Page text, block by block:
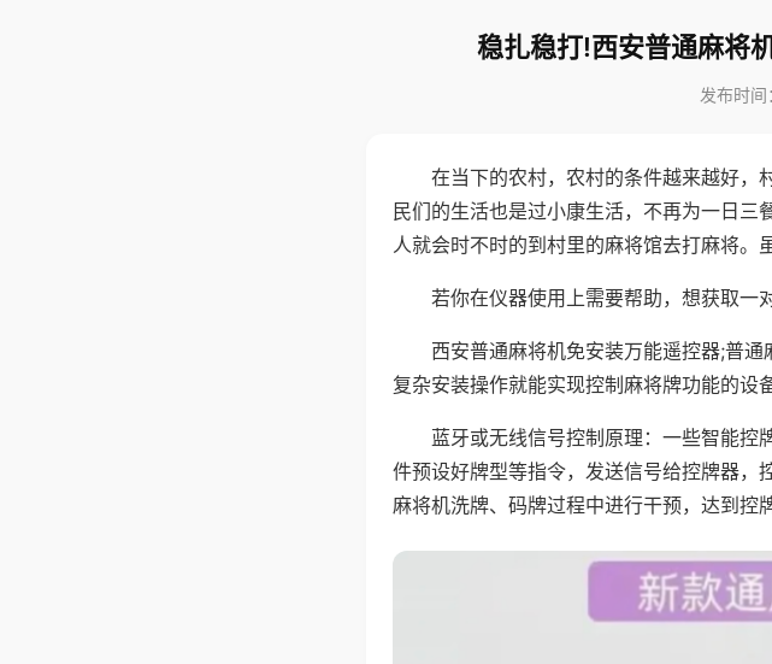
稳扎稳打!西安普通麻将
发布时
在当下的农村，农村的条件越来越好，
民们的生活也是过小康生活，不再为一日
人就会时不时的到村里的麻将馆去打麻将。
若你在仪器使用上需要帮助，想获取一
西安普通麻将机免安装万能遥控器;普
复杂安装操作就能实现控制麻将牌功能的设
蓝牙或无线信号控制原理：一些智能控
件预设好牌型等指令，发送信号给控牌器，
麻将机洗牌、码牌过程中进行干预，达到控